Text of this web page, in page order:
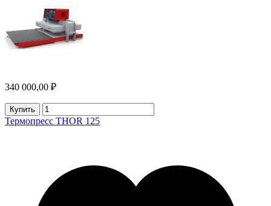
340 000,00 ₽
Купить
Термопресс THOR 125